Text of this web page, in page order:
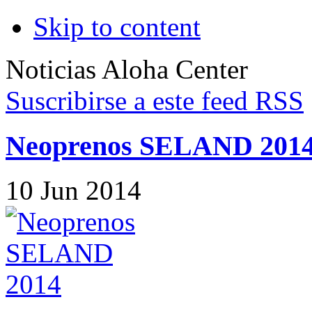
Skip to content
Noticias Aloha Center
Suscribirse a este feed RSS
Neoprenos SELAND
10 Jun 2014